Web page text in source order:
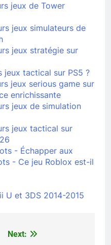
jeux de Tower
jeux simulateurs de
jeux stratégie sur
jeux tactical sur PS5 ?
jeux serious game sur
enrichissante
jeux de simulation
jeux tactical sur
- Échapper aux
- Ce jeu Roblox est-il
U et 3DS 2014-2015
Next: